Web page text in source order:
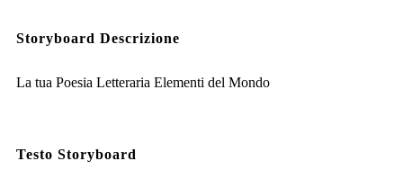
Storyboard Descrizione
La tua Poesia Letteraria Elementi del Mondo
Testo Storyboard